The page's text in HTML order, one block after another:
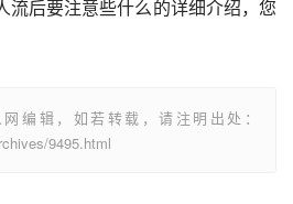
流后要注意些什么的详细介绍，您
编辑，如若转载，请注明出处：
9495.html